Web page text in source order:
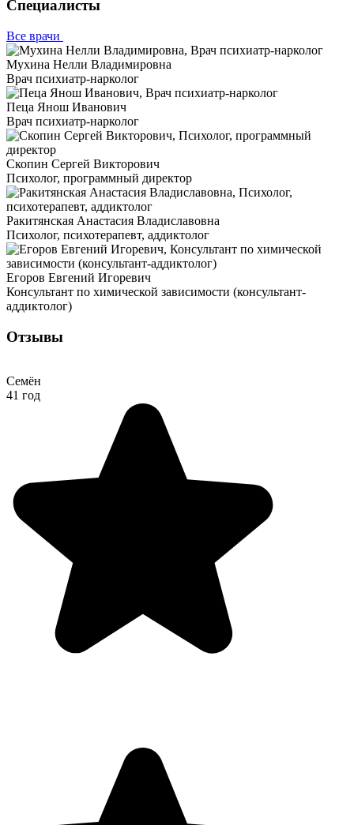
Специалисты
Все врачи
Мухина Нелли Владимировна
Врач психиатр-нарколог
Пеца Янош Иванович
Врач психиатр-нарколог
Скопин Сергей Викторович
Психолог, программный директор
Ракитянская Анастасия Владиславовна
Психолог, психотерапевт, аддиктолог
Егоров Евгений Игоревич
Консультант по химической зависимости (консультант-
аддиктолог)
Отзывы
Семён
41 год